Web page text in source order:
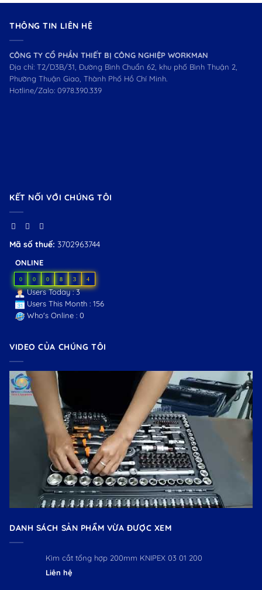
THÔNG TIN LIÊN HỆ
CÔNG TY CỔ PHẦN THIẾT BỊ CÔNG NGHIỆP WORKMAN
Địa chỉ: T2/D3B/31, Đường Bình Chuẩn 62, khu phố Bình Thuận 2,
Phường Thuận Giao, Thành Phố Hồ Chí Minh.
Hotline/Zalo: 0978.390.339
KẾT NỐI VỚI CHÚNG TÔI
Mã số thuế: 3702963744
ONLINE
0 0 0 8 3 4
Users Today : 3
Users This Month : 156
Who's Online : 0
VIDEO CỦA CHÚNG TÔI
DANH SÁCH SẢN PHẨM VỪA ĐƯỢC XEM
Kìm cắt tổng hợp 200mm KNIPEX 03 01 200
Liên hệ